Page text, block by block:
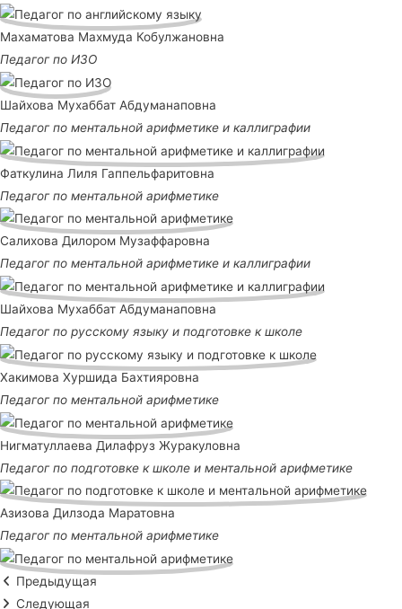
Махаматова Махмуда Кобулжановна
Педагог по ИЗО
Шайхова Мухаббат Абдуманаповна
Педагог по ментальной арифметике и каллиграфии
Фаткулина Лиля Гаппельфаритовна
Педагог по ментальной арифметике
Салихова Дилором Музаффаровна
Педагог по ментальной арифметике и каллиграфии
Шайхова Мухаббат Абдуманаповна
Педагог по русскому языку и подготовке к школе
Хакимова Хуршида Бахтияровна
Педагог по ментальной арифметике
Нигматуллаева Дилафруз Журакуловна
Педагог по подготовке к школе и ментальной арифметике
Азизова Дилзода Маратовна
Педагог по ментальной арифметике
Предыдущая
Следующая